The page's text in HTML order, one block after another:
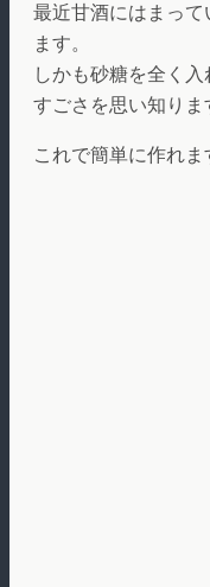
最近甘酒にはまっ
ます。
しかも砂糖を全く
すごさを思い知りま
これで簡単に作れま